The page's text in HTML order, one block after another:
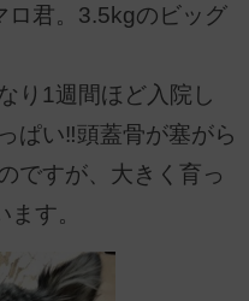
ロ君。3.5kgのビッグ
り1週間ほど入院し
ぱい‼︎頭蓋骨が塞がら
ですが、大きく育っ
す。